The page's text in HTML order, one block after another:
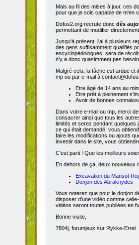
Mais au fil des mises à jour, ces
pour que je sois capable de m'en
Dofus2.org recrute donc dès
permettant de modifier
Jusqu'à présent, j'ai à plusieurs
des gens suffisamment qualifiés
encyclopédologues, sera de
n'y a donc quasimment pas
Malgré cela, la tâche est ardue
mp ou par e-mail à
Etre âgé de 14 ans au
Etre prêt à pleinement
Avoir de bonnes
Dans votre e-mail ou mp, merci
consacrer ainsi que tous les
limités et serez pendant
ce qui était demandé, vous
faire les modifications ou ajouts
investir dans le site, vous
C'est parti ! Que les meilleurs
En dehors de ça, deux nouveaux
Excavation du Mansot
Donjon des Abraknydes
Vous noterez que pour le donjon
disposer d'une vidéo comme
vidéos seront toutes publiées en
Bonne visite,
7804j, forumjeux sur Rykke-Errel